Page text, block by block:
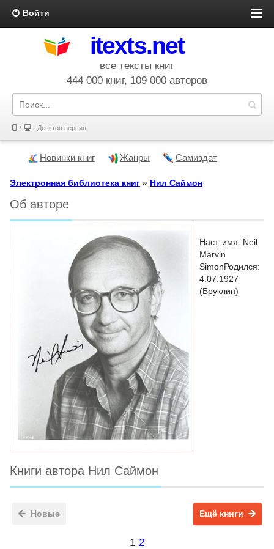
Войти
itexts.net
все тексты книг
444 000 книг, 109 000 авторов
Десктоп версия
Новинки книг Жанры Самиздат
Электронная библиотека книг » Нил Саймон
Об авторе
Наст. имя: Neil
Marvin
SimonРодился:
4.07.1927
(Бруклин)
Книги автора Нил Саймон
Новые Ещё книги
1 2